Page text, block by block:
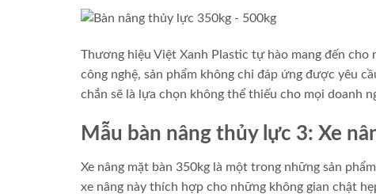
Thương hiệu Việt Xanh Plastic tự hào mang đến
công nghệ, sản phẩm không chỉ đáp ứng được yêu
chắn sẽ là lựa chọn không thể thiếu cho mọi doanh
Mẫu bàn nâng thủy lực 3: Xe
Xe nâng mặt bàn 350kg là một trong những sản
xe nâng này thích hợp cho những không gian chật